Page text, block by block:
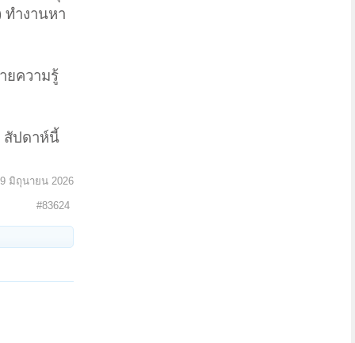
ทำงานหา
ยความรู้
สัปดาห์นี้
9 มิถุนายน 2026
#83624